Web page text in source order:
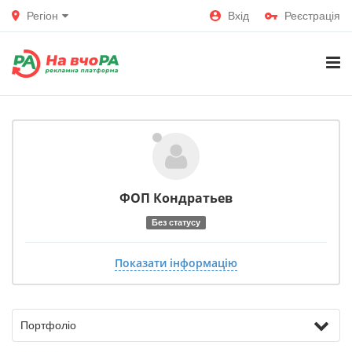
Регіон Вхід Реєстрація
ФОП Кондратьев
Без статусу
Показати інформацію
Портфоліо